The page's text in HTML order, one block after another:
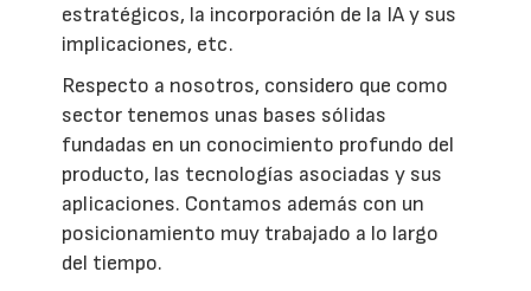
estratégicos, la incorporación de la IA y sus
implicaciones, etc.
Respecto a nosotros, considero que como
sector tenemos unas bases sólidas
fundadas en un conocimiento profundo del
producto, las tecnologías asociadas y sus
aplicaciones. Contamos además con un
posicionamiento muy trabajado a lo largo
del tiempo.